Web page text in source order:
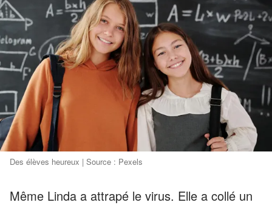
Des élèves heureux | Source : Pexels
Même Linda a attrapé le virus. Elle a collé un